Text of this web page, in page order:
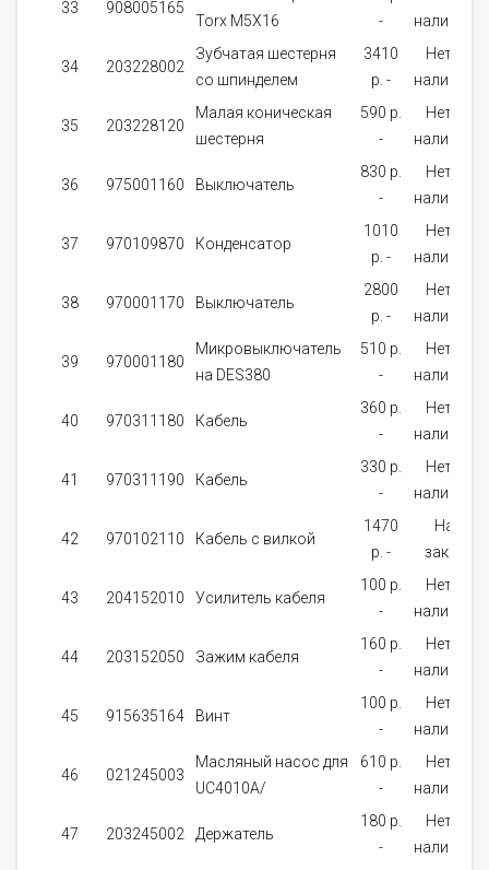
33 908005165
Torx М5Х16
-
наличии
34 203228002
Зубчатая шестерня
со шпинделем
3410
p. -
Нет в
наличии
35 203228120
Малая коническая
шестерня
590 p.
-
Нет в
наличии
36 975001160 Выключатель
830 p.
-
Нет в
наличии
37 970109870 Конденсатор
1010
p. -
Нет в
наличии
38 970001170 Выключатель
2800
p. -
Нет в
наличии
39 970001180
Микровыключатель
на DES380
510 p.
-
Нет в
наличии
40 970311180 Кабель
360 p.
-
Нет в
наличии
41 970311190 Кабель
330 p.
-
Нет в
наличии
42 970102110 Кабель с вилкой
1470
p. -
На
заказ
43 204152010 Усилитель кабеля
100 p.
-
Нет в
наличии
44 203152050 Зажим кабеля
160 p.
-
Нет в
наличии
45 915635164 Винт
100 p.
-
Нет в
наличии
46 021245003
Масляный насос для
UC4010A/
610 p.
-
Нет в
наличии
47 203245002 Держатель
180 p.
-
Нет в
наличии